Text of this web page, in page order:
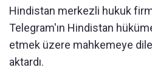
Hindistan merkezli hukuk
Telegram'ın Hindistan
etmek üzere mahkemeye
aktardı.